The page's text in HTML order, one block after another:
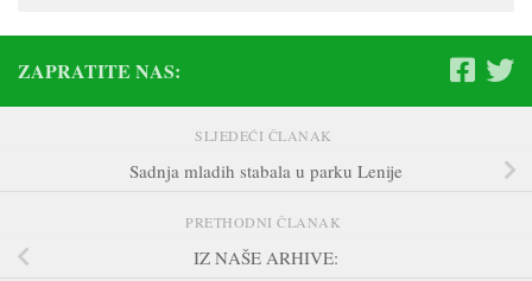
ZAPRATITE NAS:
SLJEDEĆI ČLANAK
Sadnja mladih stabala u parku Lenije
PRETHODNI ČLANAK
IZ NAŠE ARHIVE: